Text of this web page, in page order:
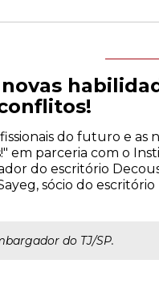
do futuro e as
em parceria com o
do escritório
sócio do escritório
do TJ/SP.